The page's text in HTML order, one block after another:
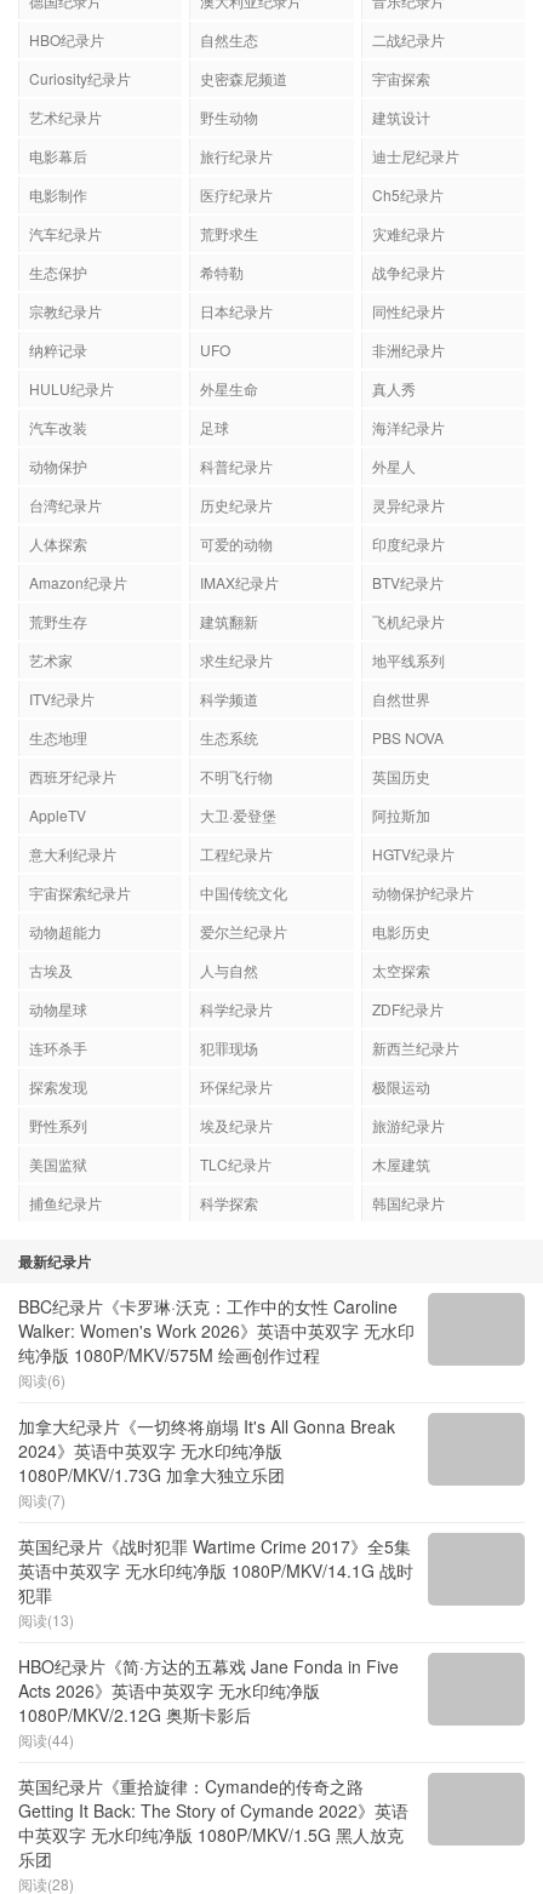
HBO纪录片
自然生态
二战纪录片
Curiosity纪录片
史密森尼频道
宇宙探索
艺术纪录片
野生动物
建筑设计
电影幕后
旅行纪录片
迪士尼纪录片
电影制作
医疗纪录片
Ch5纪录片
汽车纪录片
荒野求生
灾难纪录片
生态保护
希特勒
战争纪录片
宗教纪录片
日本纪录片
同性纪录片
纳粹记录
UFO
非洲纪录片
HULU纪录片
外星生命
真人秀
汽车改装
足球
海洋纪录片
动物保护
科普纪录片
外星人
台湾纪录片
历史纪录片
灵异纪录片
人体探索
可爱的动物
印度纪录片
Amazon纪录片
IMAX纪录片
BTV纪录片
荒野生存
建筑翻新
飞机纪录片
艺术家
求生纪录片
地平线系列
ITV纪录片
科学频道
自然世界
生态地理
生态系统
PBS NOVA
西班牙纪录片
不明飞行物
英国历史
AppleTV
大卫·爱登堡
阿拉斯加
意大利纪录片
工程纪录片
HGTV纪录片
宇宙探索纪录片
中国传统文化
动物保护纪录片
动物超能力
爱尔兰纪录片
电影历史
古埃及
人与自然
太空探索
动物星球
科学纪录片
ZDF纪录片
连环杀手
犯罪现场
新西兰纪录片
探索发现
环保纪录片
极限运动
野性系列
埃及纪录片
旅游纪录片
美国监狱
TLC纪录片
木屋建筑
捕鱼纪录片
科学探索 韩国纪录片
最新纪录片
BBC纪录片《卡罗琳·沃克：工作中的女性 Caroline
Walker: Women's Work 2026》英语中英双字 无水印
纯净版 1080P/MKV/575M 绘画创作过程
阅读(6)
加拿大纪录片《一切终将崩塌 It's All Gonna Break
2024》英语中英双字 无水印纯净版
1080P/MKV/1.73G 加拿大独立乐团
阅读(7)
英国纪录片《战时犯罪 Wartime Crime 2017》全5集
英语中英双字 无水印纯净版 1080P/MKV/14.1G 战时
犯罪
阅读(13)
HBO纪录片《简·方达的五幕戏 Jane Fonda in Five
Acts 2026》英语中英双字 无水印纯净版
1080P/MKV/2.12G 奥斯卡影后
阅读(44)
英国纪录片《重拾旋律：Cymande的传奇之路
Getting It Back: The Story of Cymande 2022》英语
中英双字 无水印纯净版 1080P/MKV/1.5G 黑人放克
乐团
阅读(28)